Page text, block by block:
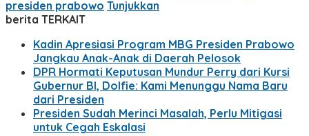
presiden prabowo Tunjukkan
berita TERKAIT
Kadin Apresiasi Program MBG Presiden Prabowo
Jangkau Anak-Anak di Daerah Pelosok
DPR Hormati Keputusan Mundur Perry dari Kursi
Gubernur BI, Dolfie: Kami Menunggu Nama Baru
dari Presiden
Presiden Sudah Merinci Masalah, Perlu Mitigasi
untuk Cegah Eskalasi